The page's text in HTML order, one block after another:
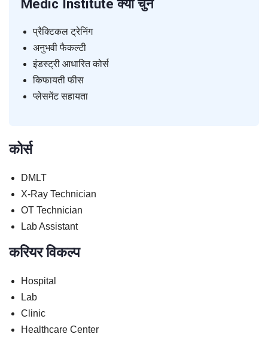
Medic Institute क्यों चुनें
प्रैक्टिकल ट्रेनिंग
अनुभवी फैकल्टी
इंडस्ट्री आधारित कोर्स
किफायती फीस
प्लेसमेंट सहायता
कोर्स
DMLT
X-Ray Technician
OT Technician
Lab Assistant
करियर विकल्प
Hospital
Lab
Clinic
Healthcare Center